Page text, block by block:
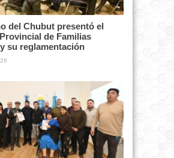
del Chubut presentó el
de Familias
su reglamentación